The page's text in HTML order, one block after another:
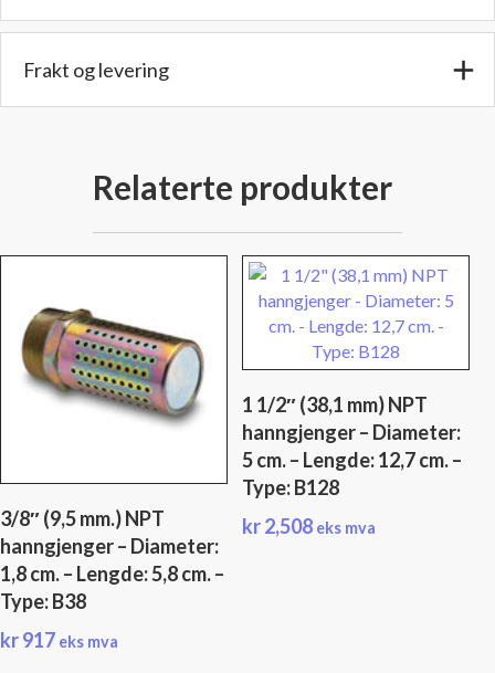
Lengde:
-
Frakt og levering
Relaterte produkter
3/8″ (9,5 mm.) NPT
hanngjenger – Diameter:
1,8 cm. – Lengde: 5,8 cm. –
Type: B38
kr917 eks mva
1 1/2″ (38,1 mm) NPT
hanngjenger – Diameter:
5 cm. – Lengde: 12,7 cm. –
Type: B128
kr2,508 eks mva